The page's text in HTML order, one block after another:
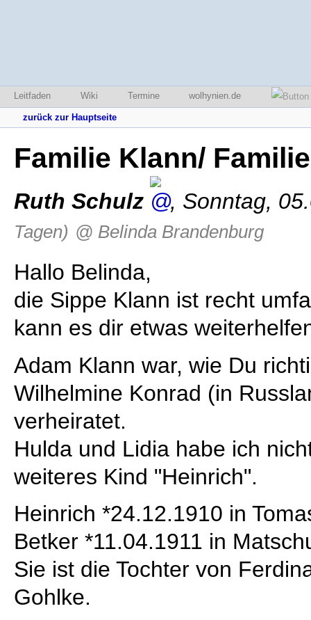
Leitfaden Wiki Termine wolhynien.de
zurück zur Hauptseite
Familie Klann/
Ruth Schulz , Sonntag,
Tagen) @ Belinda Brandenburg
Hallo Belinda,
die Sippe Klann ist recht
kann es dir etwas
Adam Klann war, wie Du
Wilhelmine Konrad (in
verheiratet.
Hulda und Lidia habe ich
weiteres Kind "Heinrich".
Heinrich *24.12.1910 in
Betker *11.04.1911 in
Sie ist die Tochter von
Gohlke.